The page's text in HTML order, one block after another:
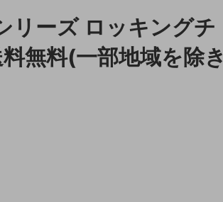
リーズ ロッキングチ
無料(一部地域を除き